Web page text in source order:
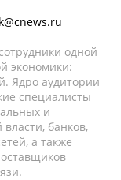
одной
экономики:
Ядро аудитории
специалисты
и
банков,
а также